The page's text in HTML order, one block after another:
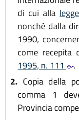
di cui alla
nonchè dalla
1990,
come recepita
1995, n. 111
.
2. Copia della
comma 1
Provincia